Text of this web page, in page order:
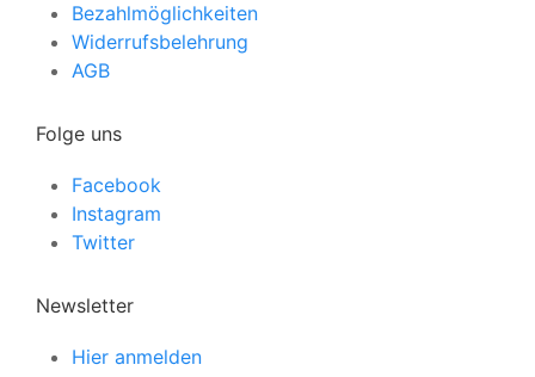
Bezahlmöglichkeiten
Widerrufsbelehrung
AGB
Folge uns
Facebook
Instagram
Twitter
Newsletter
Hier anmelden